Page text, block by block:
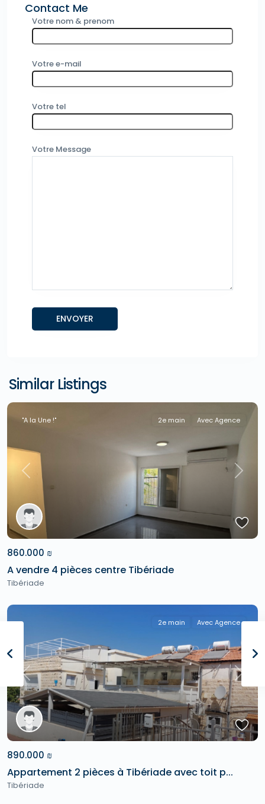
Contact Me
Votre nom & prenom
Votre e-mail
Votre tel
Votre Message
Similar Listings
Previous Next
"A la Une !" 2e main Avec Agence
860.000 ₪
A vendre 4 pièces centre Tibériade
Tibériade
Previous Next
2e main Avec Agence
890.000 ₪
Appartement 2 pièces à Tibériade avec toit p...
Tibériade